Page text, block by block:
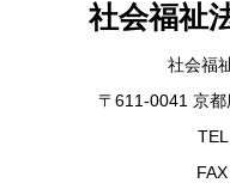
社会福祉
社会福
〒611-0041 京